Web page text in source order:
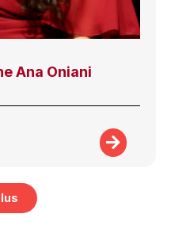
Ana Oniani